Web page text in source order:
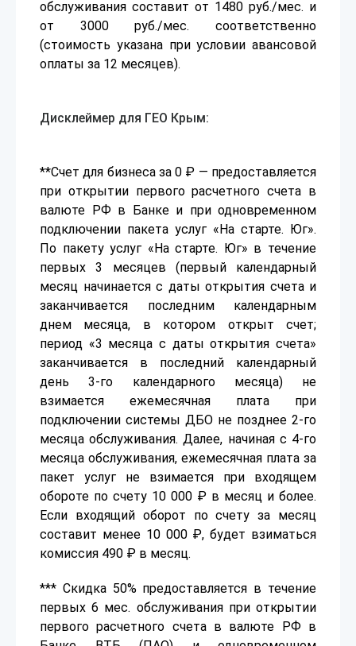
обслуживания составит от 1480 руб./мес. и
от 3000 руб./мес. соответственно
(стоимость указана при условии авансовой
оплаты за 12 месяцев).
Дисклеймер для ГЕО Крым:
**Счет для бизнеса за 0 ₽ — предоставляется
при открытии первого расчетного счета в
валюте РФ в Банке и при одновременном
подключении пакета услуг «На старте. Юг».
По пакету услуг «На старте. Юг» в течение
первых 3 месяцев (первый календарный
месяц начинается с даты открытия счета и
заканчивается последним календарным
днем месяца, в котором открыт счет;
период «3 месяца с даты открытия счета»
заканчивается в последний календарный
день 3-го календарного месяца) не
взимается ежемесячная плата при
подключении системы ДБО не позднее 2-го
месяца обслуживания. Далее, начиная с 4-го
месяца обслуживания, ежемесячная плата за
пакет услуг не взимается при входящем
обороте по счету 10 000 ₽ в месяц и более.
Если входящий оборот по счету за месяц
составит менее 10 000 ₽, будет взиматься
комиссия 490 ₽ в месяц.
*** Скидка 50% предоставляется в течение
первых 6 мес. обслуживания при открытии
первого расчетного счета в валюте РФ в